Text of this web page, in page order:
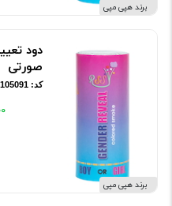
برند هپی مپی
برند هپی مپی
دود
صورتی
کد: 00105091